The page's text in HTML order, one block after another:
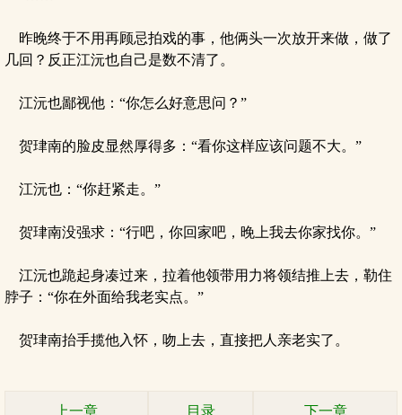
昨晚终于不用再顾忌拍戏的事，他俩头一次放开来做，做了
几回？反正江沅也自己是数不清了。
江沅也鄙视他：“你怎么好意思问？”
贺珒南的脸皮显然厚得多：“看你这样应该问题不大。”
江沅也：“你赶紧走。”
贺珒南没强求：“行吧，你回家吧，晚上我去你家找你。”
江沅也跪起身凑过来，拉着他领带用力将领结推上去，勒住
脖子：“你在外面给我老实点。”
贺珒南抬手揽他入怀，吻上去，直接把人亲老实了。
上一章 目录 下一章